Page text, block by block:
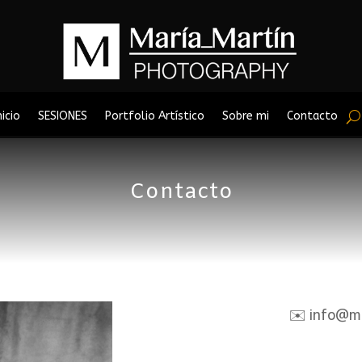
SESIONES Portfolio Artístico Sobre mi Contacto
Contacto
✉️​